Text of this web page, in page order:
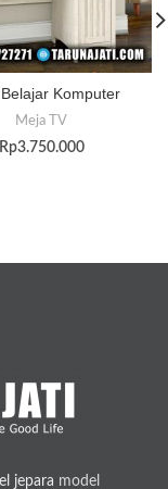
Komputer
Meja TV
Rp3.750.000
jepara model